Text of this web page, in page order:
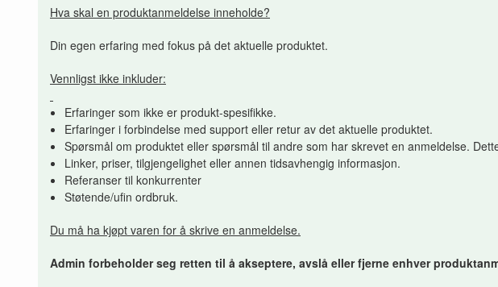
Hva skal en produktanmeldelse inneholde?
Din egen erfaring med fokus på det aktuelle produktet.
Vennligst ikke inkluder:
Erfaringer som ikke er produkt-spesifikke.
Erfaringer i forbindelse med support eller retur av det aktuelle produktet.
Spørsmål om produktet eller spørsmål til andre som har skrevet en anmeldelse.
Linker, priser, tilgjengelighet eller annen tidsavhengig informasjon.
Referanser til konkurrenter
Støtende/ufin ordbruk.
Du må ha kjøpt varen for å skrive en anmeldelse.
Admin forbeholder seg retten til å akseptere, avslå eller fjerne enhver